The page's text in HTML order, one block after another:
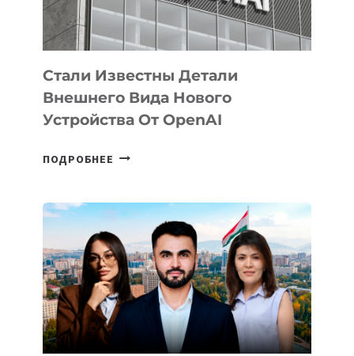
ИСКУССТВЕННОГО
ИНТЕЛЛЕКТА
Стали Известны Детали
Внешнего Вида Нового
Устройства От OpenAI
ПОДРОБНЕЕ СТАЛИ
ВНЕШНЕГО
ВИДА
НОВОГО
УСТРОЙСТВА
ОТ
OPENAI